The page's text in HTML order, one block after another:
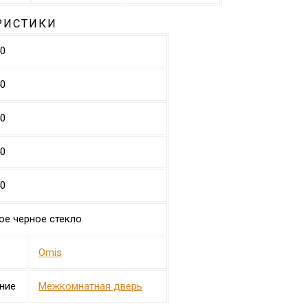
черное стекло
Omis
Межкомнатная дверь